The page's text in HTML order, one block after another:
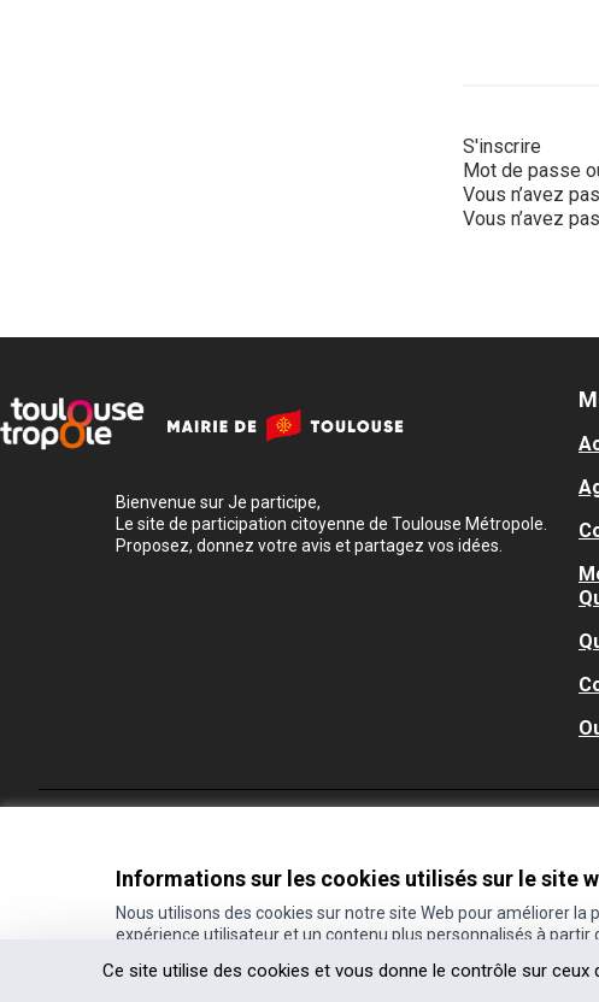
Ce site utilise des cookies et vous donne le contrôle sur ceux
Informations sur les cookies utilisés sur le site
Nous utilisons des cookies sur notre site Web pour améliorer
expérience utilisateur et un contenu plus personnalisés à partir
S'inscrire
Mot de passe
Vous n’avez
Vous n’avez
Bienvenue sur Je participe,
Le site de participation citoyenne de Toulouse Métropole.
Proposez, donnez votre avis et partagez vos idées.
(Lien externe)
Site réalisé grâce aulogiciel libre Decidim
(Lien externe)
.